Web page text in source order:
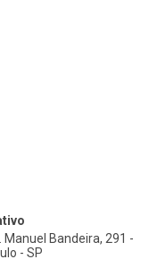
Manuel Bandeira, 291 -
- SP